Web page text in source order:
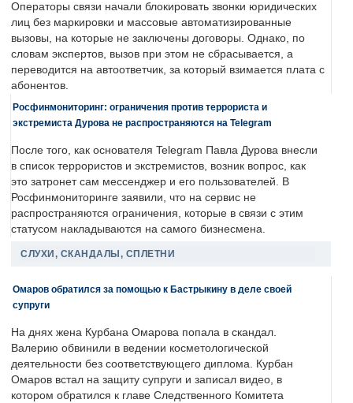
Операторы связи начали блокировать звонки юридических
лиц без маркировки и массовые автоматизированные
вызовы, на которые не заключены договоры. Однако, по
словам экспертов, вызов при этом не сбрасывается, а
переводится на автоответчик, за который взимается плата с
абонентов.
Росфинмониторинг: ограничения против террориста и
экстремиста Дурова не распространяются на Telegram
После того, как основателя Telegram Павла Дурова внесли
в список террористов и экстремистов, возник вопрос, как
это затронет сам мессенджер и его пользователей. В
Росфинмониторинге заявили, что на сервис не
распространяются ограничения, которые в связи с этим
статусом накладываются на самого бизнесмена.
СЛУХИ, СКАНДАЛЫ, СПЛЕТНИ
Омаров обратился за помощью к Бастрыкину в деле своей
супруги
На днях жена Курбана Омарова попала в скандал.
Валерию обвинили в ведении косметологической
деятельности без соответствующего диплома. Курбан
Омаров встал на защиту супруги и записал видео, в
котором обратился к главе Следственного Комитета